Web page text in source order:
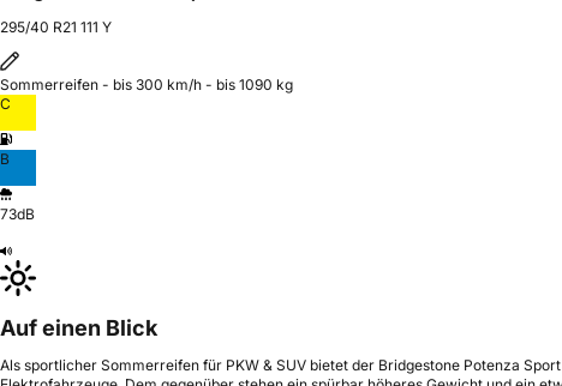
295/40 R21 111 Y
Sommerreifen - bis 300 km/h - bis 1090 kg
C
B
73dB
Auf einen Blick
Als sportlicher Sommerreifen für PKW & SUV bietet der Bridgestone Potenza